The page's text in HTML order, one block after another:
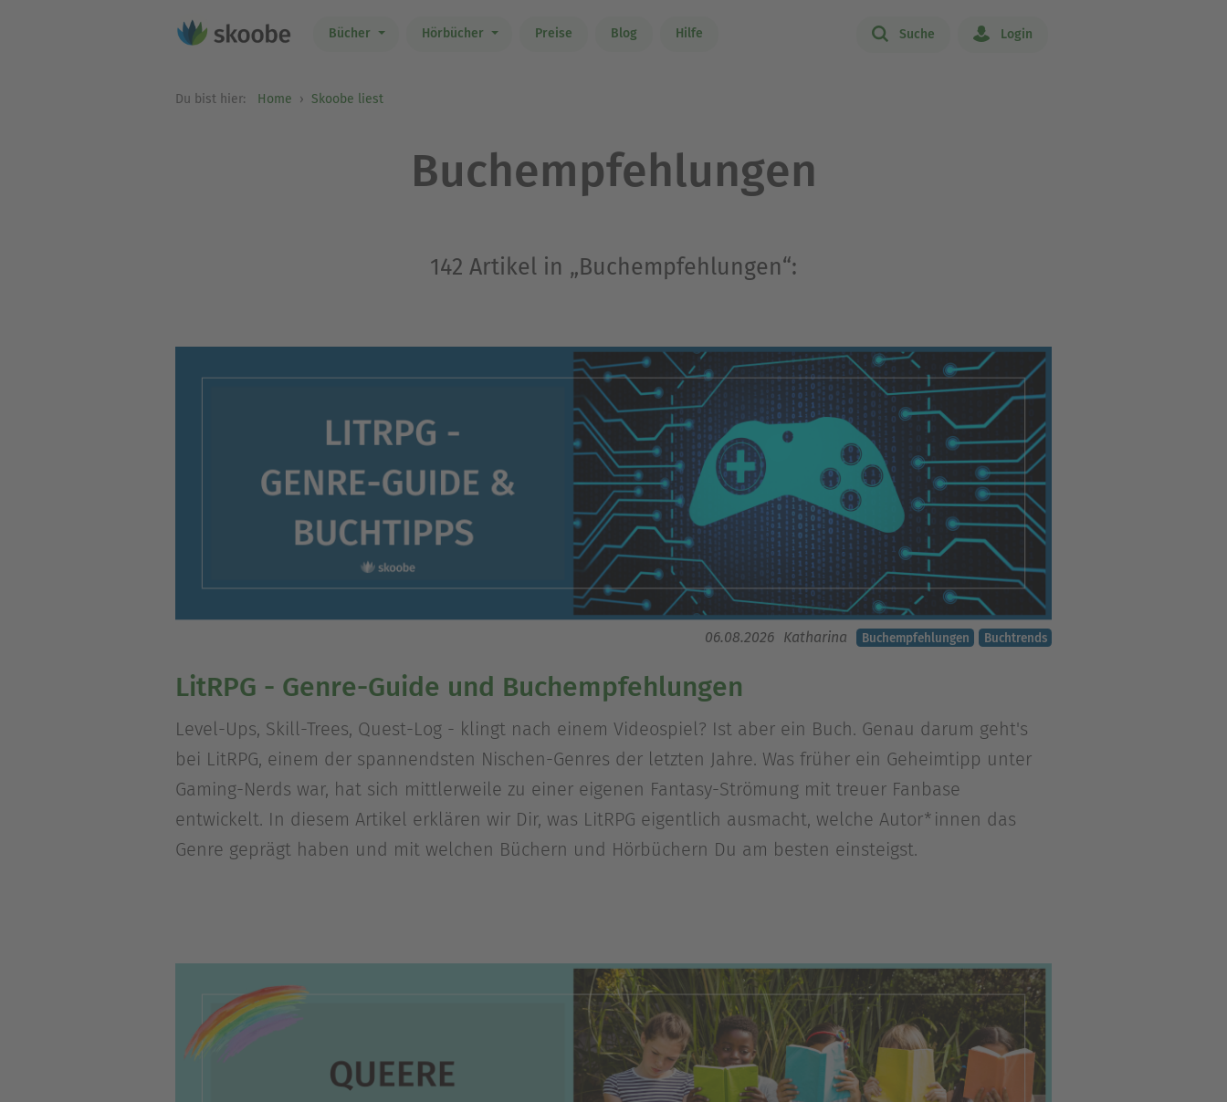
Bücher Hörbücher Preise Blog Hilfe Suche Login
Du bist hier: Home Skoobe liest
Buchempfehlungen
142 Artikel in „Buchempfehlungen“:
06.08.2026 Katharina Buchempfehlungen Buchtrends
LitRPG - Genre-Guide und Buchempfehlungen
Level-Ups, Skill-Trees, Quest-Log - klingt nach einem Videospiel? Ist aber ein Buch. Genau darum geht's
bei LitRPG, einem der spannendsten Nischen-Genres der letzten Jahre. Was früher ein Geheimtipp unter
Gaming-Nerds war, hat sich mittlerweile zu einer eigenen Fantasy-Strömung mit treuer Fanbase
entwickelt. In diesem Artikel erklären wir Dir, was LitRPG eigentlich ausmacht, welche Autor*innen das
Genre geprägt haben und mit welchen Büchern und Hörbüchern Du am besten einsteigst.